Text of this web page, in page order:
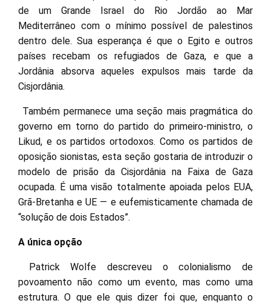
de um Grande Israel do Rio Jordão ao Mar
Mediterrâneo com o mínimo possível de palestinos
dentro dele. Sua esperança é que o Egito e outros
países recebam os refugiados de Gaza, e que a
Jordânia absorva aqueles expulsos mais tarde da
Cisjordânia.
Também permanece uma seção mais pragmática do
governo em torno do partido do primeiro-ministro, o
Likud, e os partidos ortodoxos. Como os partidos de
oposição sionistas, esta seção gostaria de introduzir o
modelo de prisão da Cisjordânia na Faixa de Gaza
ocupada. É uma visão totalmente apoiada pelos EUA,
Grã-Bretanha e UE — e eufemisticamente chamada de
“solução de dois Estados”.
A única opção
Patrick Wolfe descreveu o colonialismo de
povoamento não como um evento, mas como uma
estrutura. O que ele quis dizer foi que, enquanto o